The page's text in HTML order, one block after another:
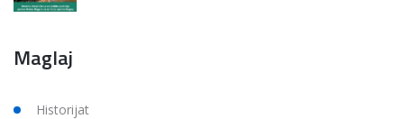
Maglaj
Historijat